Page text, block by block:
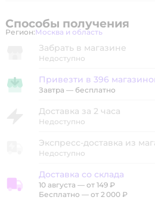
Способы получения
Регион: Выбор адреса
Москва и область
Забрать в магазине
Недоступно
Привезти в магазин
Привезти в 396
Завтра — бесплатно
Доставка за 2 часа
Недоступно
Экспресс-доставка из
Недоступно
Доставка со склада
Доставка со склада
10 августа — от 149 ₽
Бесплатно — от 2 000 ₽